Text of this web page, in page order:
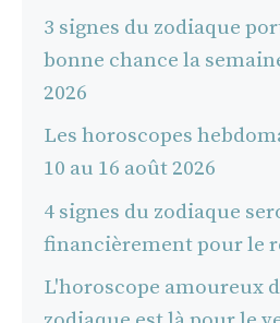
3 signes du zodiaque
bonne chance la
2026
Les horoscopes
10 au 16 août 2026
4 signes du zodiaque
financièrement pour le
L'horoscope amoureux